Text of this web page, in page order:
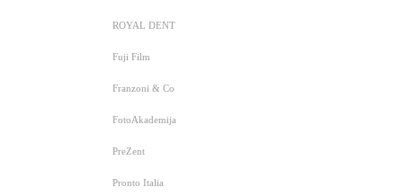
ROYAL DENT
Fuji Film
Franzoni & Co
FotoAkademija
PreZent
Pronto Italia